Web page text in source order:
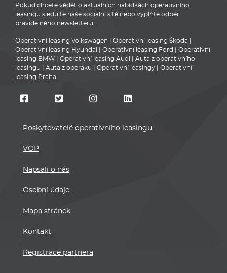
Pokud chcete vědět o aktuálních nabídkách operativního
leasingu sledujte naše sociální sítě nebo vyplňte odběr
pravidelného newsletteru!
Operativní leasing Volkswagen Operativní leasing Škoda
Operativní leasing Hyundai
Operativní leasing Ford
Operativní
leasing BMW
Operativní leasing Audi
Auta z operativního
leasingu
Auta z operáku Operativní leasingy
Operativní
leasing Praha
Poskytovatelé operativního leasingu
VOP
Napsali o nás
Osobní údaje
Mapa stránek
Kontakt
Registrace partnera